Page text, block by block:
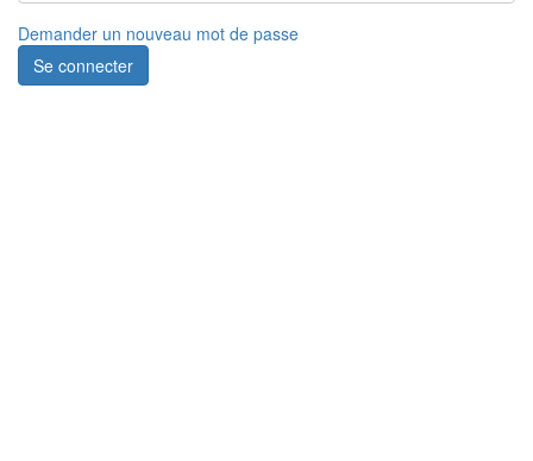
Demander un nouveau mot de passe
Se connecter